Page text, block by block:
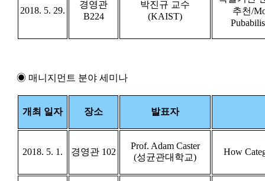
2018. 5. 29.
경영관
B224
박진규 교수
(KAIST)
추천/
◉ 매니지먼트 분야 세미나
개최 일자 장소 발표자
2018. 5. 1. 경영관 102
Prof. Adam Caster
(성균관대학교)
How